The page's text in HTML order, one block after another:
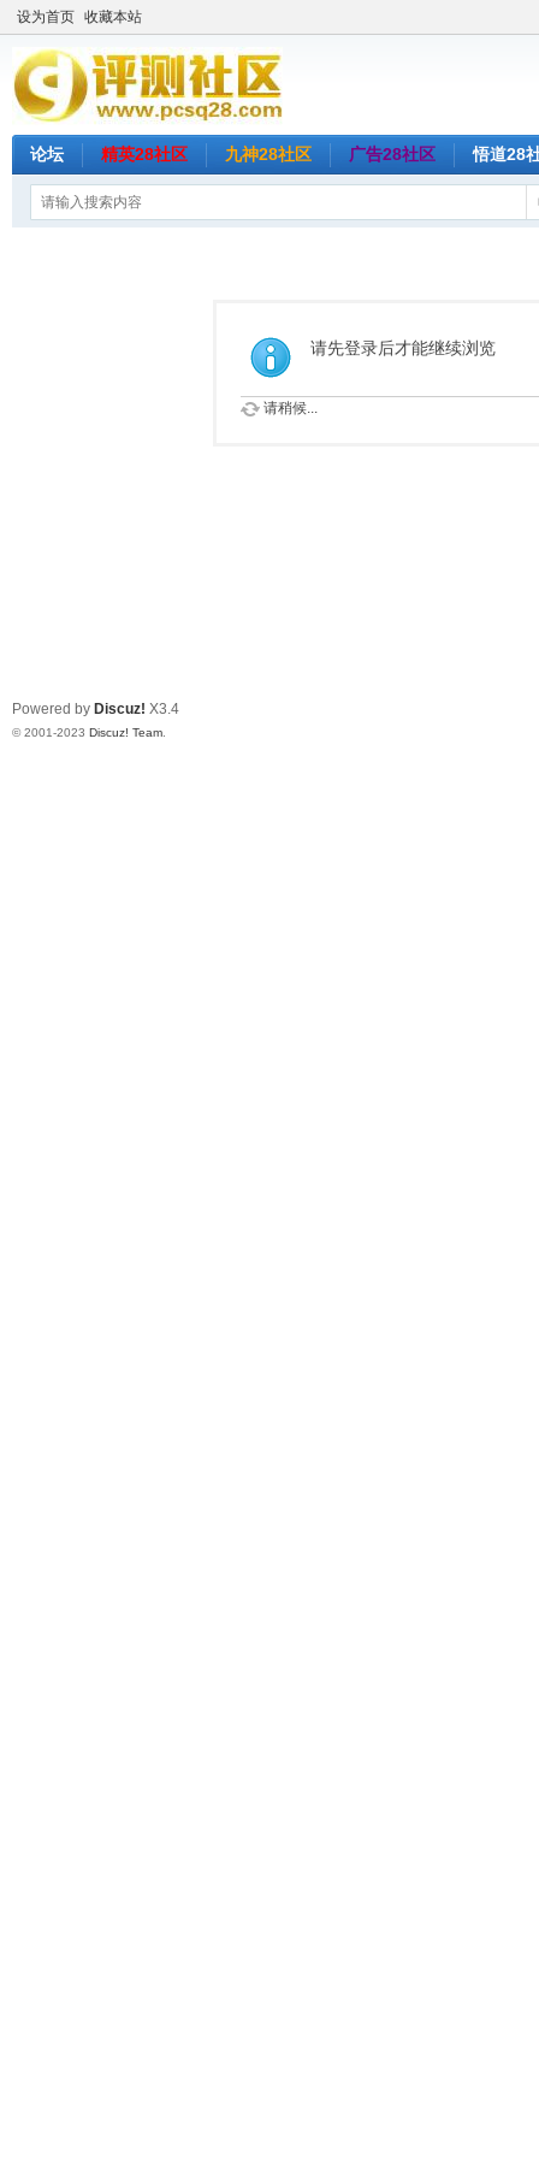
设为首页 收藏本站
论坛 精英28社区 九神28社区 广告28社区 悟道28
请先登录后才能继续浏览
请稍候...
Powered by Discuz! X3.4
© 2001-2023 Discuz! Team